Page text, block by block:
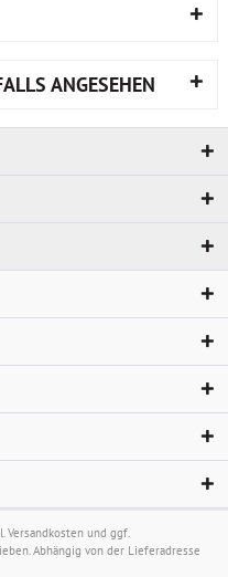
ANGESEHEN
Versandkosten und ggf.
Abhängig von der Lieferadresse